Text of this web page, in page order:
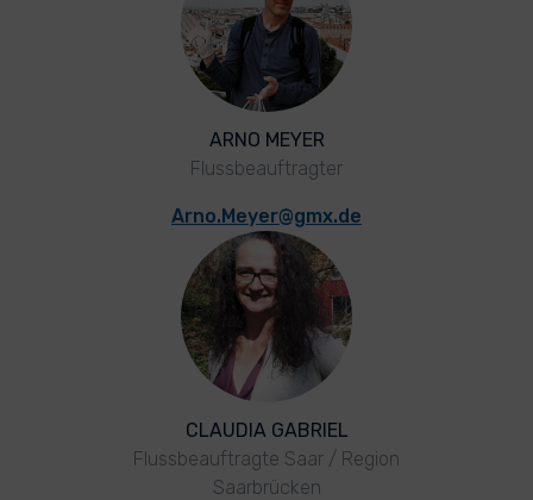
ARNO MEYER
Flussbeauftragter
Arno.Meyer@gmx.de
CLAUDIA GABRIEL
Flussbeauftragte Saar / Region
Saarbrücken